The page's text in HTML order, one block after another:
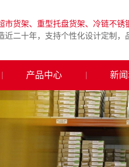
市货架、重型托盘货架、冷链不锈
近二十年，支持个性化设计定制，
产品中心 新